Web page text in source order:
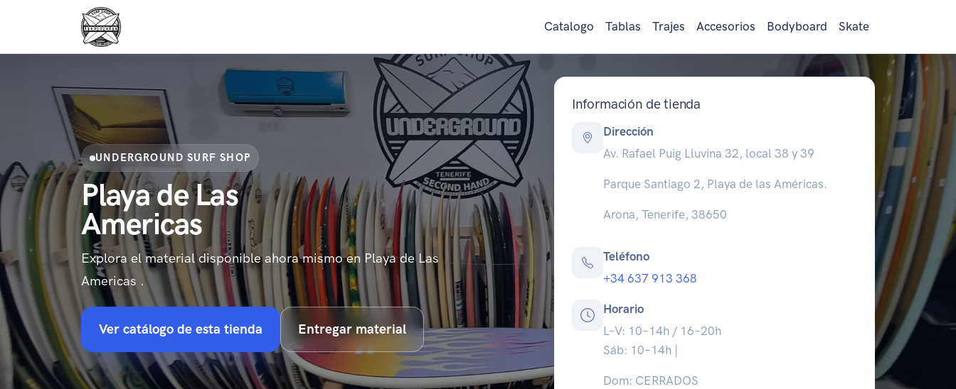
Catalogo
Tablas Trajes Accesorios Bodyboard Skate
UNDERGROUND SURF SHOP
Playa de Las
Americas
Explora el material disponible ahora mismo en Playa de Las
Americas .
Ver catálogo de esta tienda Entregar material
Información de tienda
Dirección
Av. Rafael Puig Lluvina 32, local 38 y 39
Parque Santiago 2, Playa de las Américas.
Arona, Tenerife, 38650
Teléfono
+34 637 913 368
Horario
L–V: 10–14h / 16–20h
Sáb: 10–14h |
Dom: CERRADOS